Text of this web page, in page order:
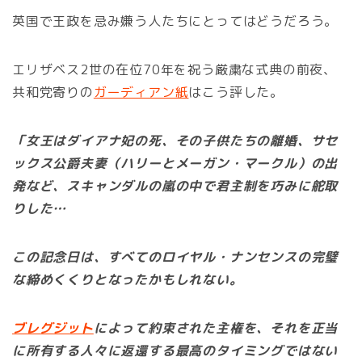
英国で王政を忌み嫌う人たちにとってはどうだろう。
エリザベス2世の在位70年を祝う厳粛な式典の前夜、
共和党寄りのガーディアン紙はこう評した。
「女王はダイアナ妃の死、その子供たちの離婚、サセ
ックス公爵夫妻（ハリーとメーガン・マークル）の出
発など、スキャンダルの嵐の中で君主制を巧みに舵取
りした…
この記念日は、すべてのロイヤル・ナンセンスの完璧
な締めくくりとなったかもしれない。
ブレグジットによって約束された主権を、それを正当
に所有する人々に返還する最高のタイミングではない